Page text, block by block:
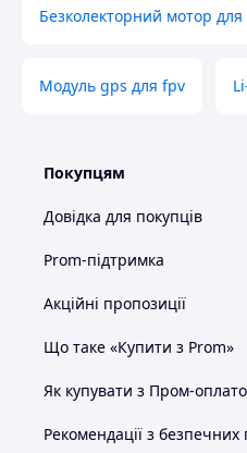
Безколекторний мотор для
Модуль gps для fpv
Покупцям
Довідка для покупців
Prom-підтримка
Акційні пропозиції
Що таке «Купити з Prom»
Як купувати з Пром-
Рекомендації з безпечних